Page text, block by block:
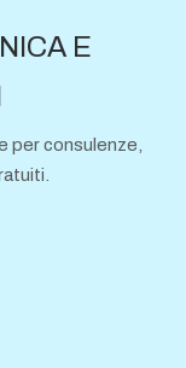
E
per consulenze,